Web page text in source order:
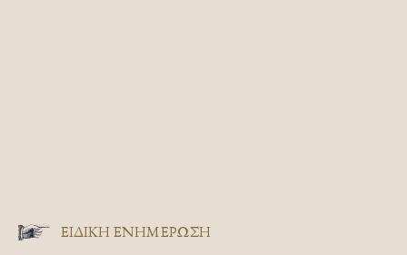
ΕΙΔΙΚΉ ΕΝΗΜΈΡΩΣΗ